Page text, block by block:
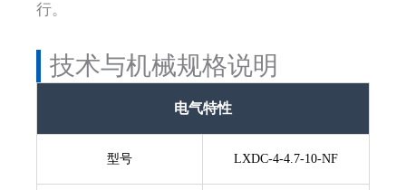
行。
技术与机械规格说明
电气特性
型号 LXDC-4-4.7-10-NF